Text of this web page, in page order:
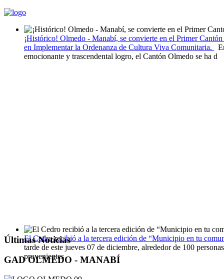
¡Histórico! Olmedo - Manabí, se convierte en el Primer
en Implementar la Ordenanza de Cultura Viva Comunitaria.
emocionante y trascendental logro, el Cantón Olmedo se ha d
El Cedro recibió a la tercera edición de “Municipio en tu
tarde de este jueves 07 de diciembre, alrededor de 100 personas
provenientes
Últimas Noticias
GAD OLMEDO - MANABÍ